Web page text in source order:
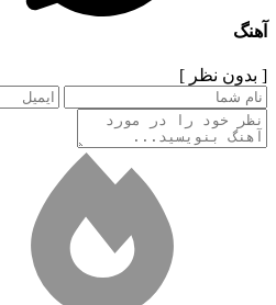
آهنگ
[ بدون نظر ]